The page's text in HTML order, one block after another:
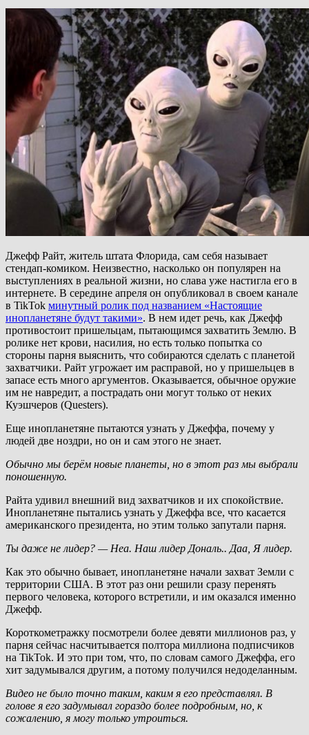
Джефф Райт, житель штата Флорида, сам себя называет
стендап-комиком. Неизвестно, насколько он популярен на
выступлениях в реальной жизни, но слава уже настигла его в
интернете. В середине апреля он опубликовал в своем канале
в TikTok минутный ролик под названием «Настоящие
инопланетяне будут такими». В нем идет речь, как Джефф
противостоит пришельцам, пытающимся захватить Землю. В
ролике нет крови, насилия, но есть только попытка со
стороны парня выяснить, что собираются сделать с планетой
захватчики. Райт угрожает им расправой, но у пришельцев в
запасе есть много аргументов. Оказывается, обычное оружие
им не навредит, а пострадать они могут только от неких
Куэшчеров (Questers).
Еще инопланетяне пытаются узнать у Джеффа, почему у
людей две ноздри, но он и сам этого не знает.
Обычно мы берём новые планеты, но в этот раз мы выбрали
поношенную.
Райта удивил внешний вид захватчиков и их спокойствие.
Инопланетяне пытались узнать у Джеффа все, что касается
американского президента, но этим только запутали парня.
Ты даже не лидер? — Неа. Наш лидер Дональ.. Даа, Я лидер.
Как это обычно бывает, инопланетяне начали захват Земли с
территории США. В этот раз они решили сразу перенять
первого человека, которого встретили, и им оказался именно
Джефф.
Короткометражку посмотрели более девяти миллионов раз, у
парня сейчас насчитывается полтора миллиона подписчиков
на TikTok. И это при том, что, по словам самого Джеффа, его
хит задумывался другим, а потому получился недоделанным.
Видео не было точно таким, каким я его представлял. В
голове я его задумывал гораздо более подробным, но, к
сожалению, я могу только утроиться.